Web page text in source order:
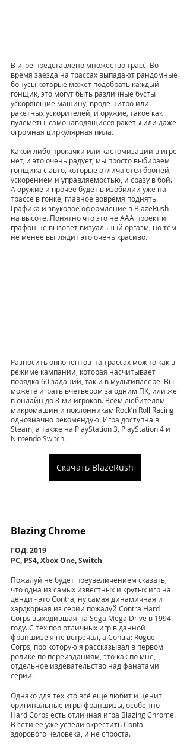
В игре представлено множество трасс. Во
время заезда на трассах выпадают рандомные
бонусы которые может подобрать каждый
гонщик, это могут быть различные бусты
ускоряющие машину, вроде нитро или
ракетных ускорителей, и оружие, такое как
пулеметы, самонаводящиеся ракеты или даже
огромная циркулярная пила.
Какой либо прокачки или кастомизации в игре
нет, и это очень радует, мы просто выбираем
гонщика с авто, которые отличаются бронёй,
ускорением и управляемостью, и сразу в бой.
А оружие и прочее будет в изобилии уже на
трассе в гонке, главное вовремя поднять.
Графика и звуковое оформление в BlazeRush
на высоте. Понятно что это не AAA проект и
графон не вызовет визуальный оргазм, но тем
не менее выглядит это очень красиво.
Разносить оппонентов на трассах можно как в
режиме кампании, которая насчитывает
порядка 60 заданий, так и в мультиплеере. Вы
можете играть вчетвером за одним ПК, или же
в онлайн до 8-ми игроков. Всем любителям
микромашин и поклонникам Rock’n Roll Racing
однозначно рекомендую. Игра доступна в
Steam, а также на PlayStation 3, PlayStation 4 и
Nintendo Switch.
Скачать BlazeRush
Blazing Chrome
ГОД: 2019
PC, PS4, Xbox One, Switch
Пожалуй не будет преувеличением сказать,
что одна из самых известных и крутых игр на
денди - это Contra, ну самая динамичная и
хардкорная из серии пожалуй Contra Hard
Corps выходившая на Sega Mega Drive в 1994
году. С тех пор отличных игр в данной
франшизе я не встречал, а Contra: Rogue
Corps, про которую я рассказывал в первом
ролике по переизданиям, это как по мне,
отдельное издевательство над фанатами
серии.
Однако для тех кто всё ещё любит и ценит
оригинальные игры франшизы, особенно
Hard Corps есть отличная игра Blazing Chrome.
В сети её уже успели окрестить Conta
здорового человека, и не спроста.